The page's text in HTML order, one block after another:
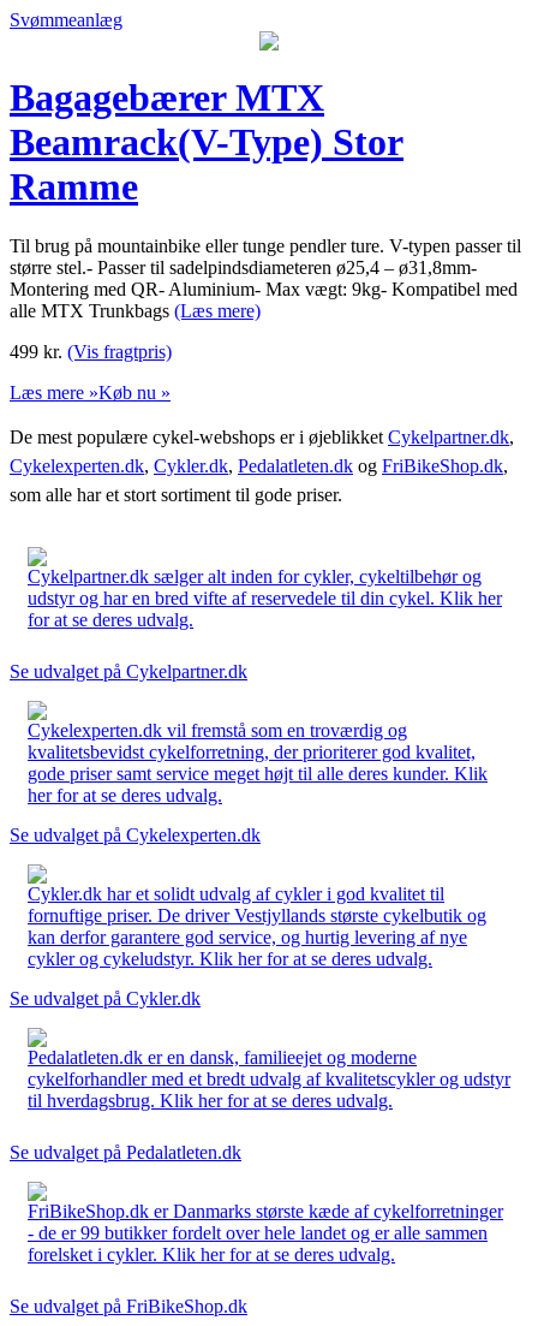
Svømmeanlæg
Bagagebærer MTX
Beamrack(V-Type) Stor
Ramme
Til brug på mountainbike eller tunge pendler ture. V-typen passer til
større stel.- Passer til sadelpindsdiameteren ø25,4 – ø31,8mm-
Montering med QR- Aluminium- Max vægt: 9kg- Kompatibel med
alle MTX Trunkbags (Læs mere)
499 kr. (Vis fragtpris)
Læs mere »Køb nu »
De mest populære cykel-webshops er i øjeblikket Cykelpartner.dk,
Cykelexperten.dk, Cykler.dk, Pedalatleten.dk og FriBikeShop.dk,
som alle har et stort sortiment til gode priser.
Cykelpartner.dk sælger alt inden for cykler, cykeltilbehør og
udstyr og har en bred vifte af reservedele til din cykel. Klik her
for at se deres udvalg.
Se udvalget på Cykelpartner.dk
Cykelexperten.dk vil fremstå som en troværdig og
kvalitetsbevidst cykelforretning, der prioriterer god kvalitet,
gode priser samt service meget højt til alle deres kunder. Klik
her for at se deres udvalg.
Se udvalget på Cykelexperten.dk
Cykler.dk har et solidt udvalg af cykler i god kvalitet til
fornuftige priser. De driver Vestjyllands største cykelbutik og
kan derfor garantere god service, og hurtig levering af nye
cykler og cykeludstyr. Klik her for at se deres udvalg.
Se udvalget på Cykler.dk
Pedalatleten.dk er en dansk, familieejet og moderne
cykelforhandler med et bredt udvalg af kvalitetscykler og udstyr
til hverdagsbrug. Klik her for at se deres udvalg.
Se udvalget på Pedalatleten.dk
FriBikeShop.dk er Danmarks største kæde af cykelforretninger
- de er 99 butikker fordelt over hele landet og er alle sammen
forelsket i cykler. Klik her for at se deres udvalg.
Se udvalget på FriBikeShop.dk